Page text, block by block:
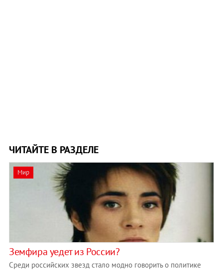
ЧИТАЙТЕ В РАЗДЕЛЕ
Мир
Земфира уедет из России?
Среди российских звезд стало модно говорить о политике